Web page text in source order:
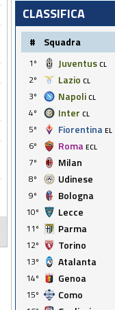
CLASSIFICA
# Squadra
1º Juventus CL
2º
Lazio CL
3º
Napoli CL
4º
Inter CL
5º
Fiorentina EL
6º
Roma ECL
7º
Milan
8º
Udinese
9º
Bologna
10º
Lecce
11º
Parma
12º
Torino
13º
Atalanta
14º
Genoa
15º
Como